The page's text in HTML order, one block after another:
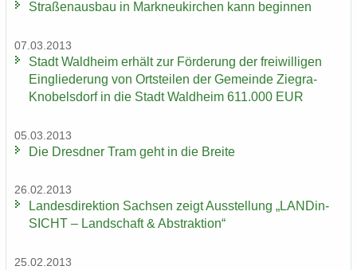
Stra­ßen­aus­bau in Mark­neu­kir­chen kann be­gin­nen
07.03.2013
Stadt Wald­heim er­hält zur För­de­rung der frei­wil­li­gen
Ein­glie­de­rung von Orts­tei­len der Ge­mein­de Ziegra-​
Knobelsdorf in die Stadt Wald­heim 611.000 EUR
05.03.2013
Die Dresd­ner Tram geht in die Brei­te
26.02.2013
Lan­des­di­rek­ti­on Sach­sen zeigt Aus­stel­lung „LAN­Din­
SICHT – Land­schaft & Abs­trak­ti­on“
25.02.2013